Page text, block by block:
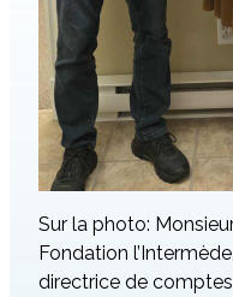
Sur la photo:
Fondation
directrice de